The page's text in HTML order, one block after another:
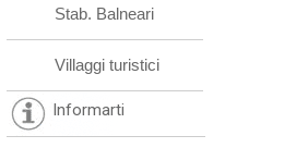
Stab. Balneari
Villaggi turistici
Informarti